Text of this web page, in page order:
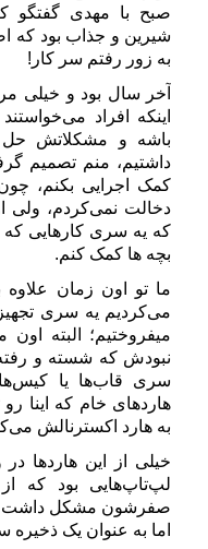
صبح با مهدی گفتگو
شیرین و جذاب بود که
به زور رفتم سر کار!
آخر سال بود و خیلی
اینکه افراد
باشه و مشکلاتش حل
داشتیم، منم تصمیم
کمک اجرایی بکنم،
دخالت نمی‌کردم، ولی
که یه سری کارهایی
بچه ها کمک کنم.
ما تو اون زمان
می‌کردیم یه سری
میفروختیم؛ البته
نبودش که شسته و رفته
سری قاب‌ها یا
هاردهای خام که اینا
به هارد اکسترنالش
خیلی از این هاردها
لپ‌تاپ‌هایی بود که
صفرشون مشکل داشت و
اما به عنوان یک